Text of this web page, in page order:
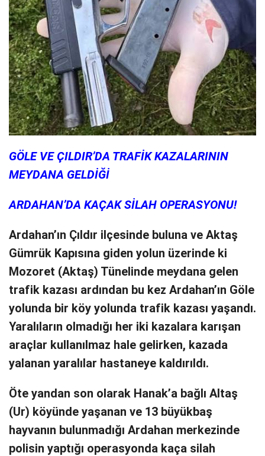
GÖLE VE ÇILDIR’DA TRAFİK KAZALARININ
MEYDANA GELDİĞİ
ARDAHAN’DA KAÇAK SİLAH OPERASYONU!
Ardahan’ın Çıldır ilçesinde buluna ve Aktaş
Gümrük Kapısına giden yolun üzerinde ki
Mozoret (Aktaş) Tünelinde meydana gelen
trafik kazası ardından bu kez Ardahan’ın Göle
yolunda bir köy yolunda trafik kazası yaşandı.
Yaralıların olmadığı her iki kazalara karışan
araçlar kullanılmaz hale gelirken, kazada
yalanan yaralılar hastaneye kaldırıldı.
Öte yandan son olarak Hanak’a bağlı Altaş
(Ur) köyünde yaşanan ve 13 büyükbaş
hayvanın bulunmadığı Ardahan merkezinde
polisin yaptığı operasyonda kaça silah